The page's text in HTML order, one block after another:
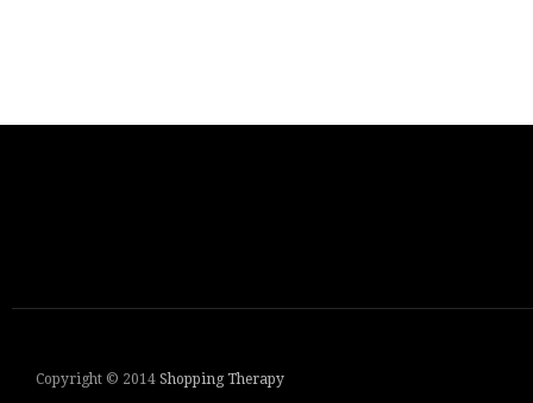
Copyright © 2014 Shopping Therapy